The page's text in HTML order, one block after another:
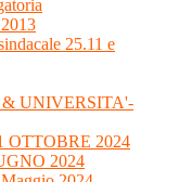
25.11 e
UNIVERSITA'-
OTTOBRE 2024
2024